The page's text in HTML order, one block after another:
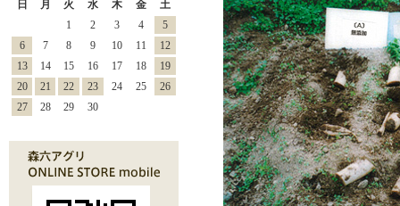
日
月 火 水 木 金
土
1
2 3 4
5
6
7 8 9 10 11
12
13
14 15 16 17 18
19
20
21 22 23 24 25
26
27
28 29 30